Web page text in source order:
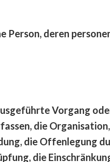
deren
Vorgang
die
die Offenlegung
die